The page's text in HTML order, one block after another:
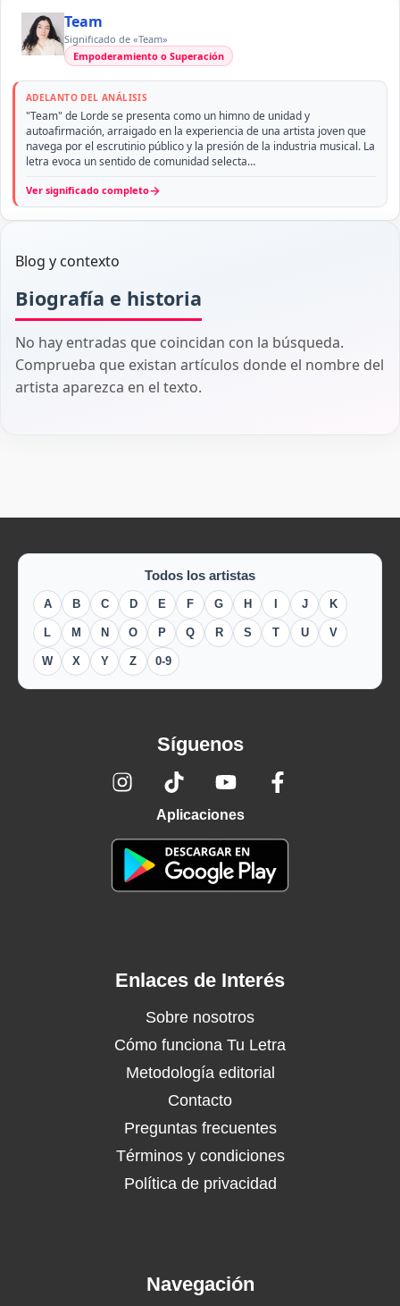
Team
Significado de «Team»
Empoderamiento o Superación
ADELANTO DEL ANÁLISIS
"Team" de Lorde se presenta como un himno de unidad y
autoafirmación, arraigado en la experiencia de una artista joven que
navega por el escrutinio público y la presión de la industria musical. La
letra evoca un sentido de comunidad selecta…
Ver significado completo→
Blog y contexto
Biografía e historia
No hay entradas que coincidan con la búsqueda.
Comprueba que existan artículos donde el nombre del
artista aparezca en el texto.
Todos los artistas
A B C D E F G H J K
L M N O P Q R S T U V
W X Y Z 0-9
Síguenos
Aplicaciones
Enlaces de Interés
Sobre nosotros
Cómo funciona Tu Letra
Metodología editorial
Contacto
Preguntas frecuentes
Términos y condiciones
Política de privacidad
Navegación